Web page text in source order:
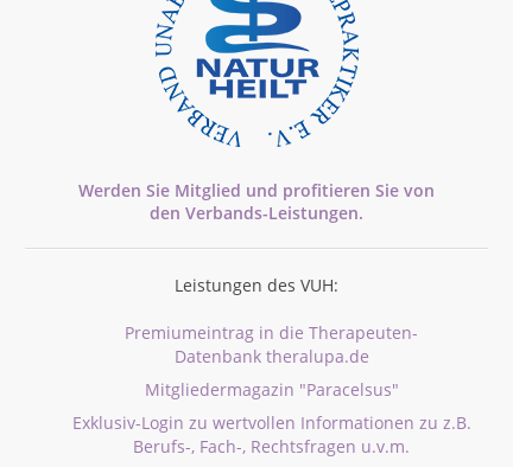
Werden Sie Mitglied und profitieren Sie von
den Verbands-Leistungen.
Leistungen des VUH:
Premiumeintrag in die Therapeuten-
Datenbank theralupa.de
Mitgliedermagazin "Paracelsus"
Exklusiv-Login zu wertvollen Informationen zu z.B.
Berufs-, Fach-, Rechtsfragen u.v.m.